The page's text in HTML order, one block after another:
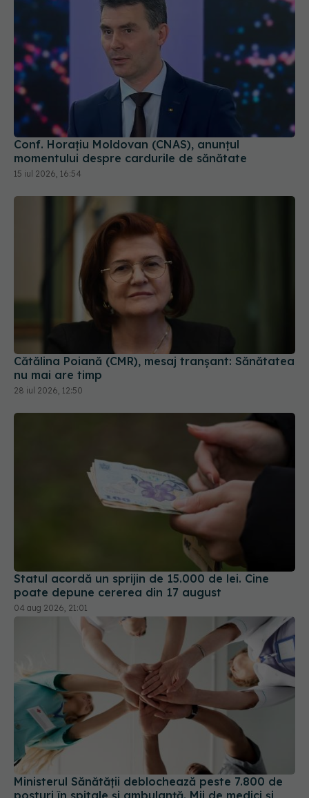
Conf. Horațiu Moldovan (CNAS), anunțul
momentului despre cardurile de sănătate
15 iul 2026, 16:54
Cătălina Poiană (CMR), mesaj tranșant: Sănătatea
nu mai are timp
28 iul 2026, 12:50
Statul acordă un sprijin de 15.000 de lei. Cine
poate depune cererea din 17 august
04 aug 2026, 21:01
Ministerul Sănătății deblochează peste 7.800 de